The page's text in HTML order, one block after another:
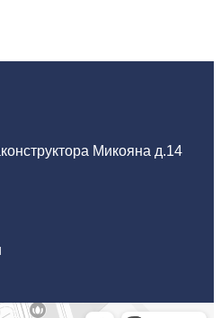
Микояна д.14